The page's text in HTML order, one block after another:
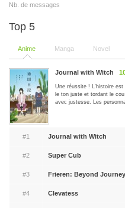
Nb. de messages
Top 5
Anime Manga Novel
Journal with Witch
Une réussite ! L'histoire
le ton juste et tordant le
avec justesse. Les
#1 Journal with Witch
#2 Super Cub
#3 Frieren: Beyond
#4 Clevatess